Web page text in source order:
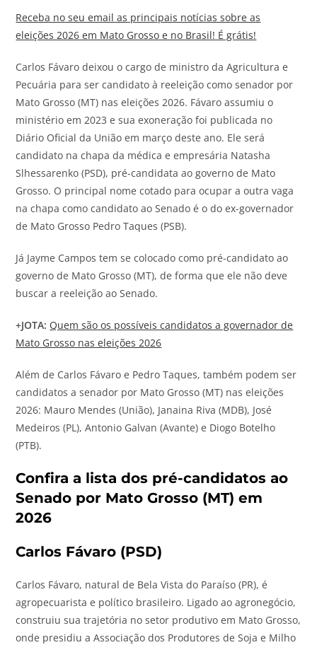
Receba no seu email as principais notícias sobre as
eleições 2026 em Mato Grosso e no Brasil! É grátis!
Carlos Fávaro deixou o cargo de ministro da Agricultura e
Pecuária para ser candidato à reeleição como senador por
Mato Grosso (MT) nas eleições 2026. Fávaro assumiu o
ministério em 2023 e sua exoneração foi publicada no
Diário Oficial da União em março deste ano. Ele será
candidato na chapa da médica e empresária Natasha
Slhessarenko (PSD), pré-candidata ao governo de Mato
Grosso. O principal nome cotado para ocupar a outra vaga
na chapa como candidato ao Senado é o do ex-governador
de Mato Grosso Pedro Taques (PSB).
Já Jayme Campos tem se colocado como pré-candidato ao
governo de Mato Grosso (MT), de forma que ele não deve
buscar a reeleição ao Senado.
+JOTA: Quem são os possíveis candidatos a governador de
Mato Grosso nas eleições 2026
Além de Carlos Fávaro e Pedro Taques, também podem ser
candidatos a senador por Mato Grosso (MT) nas eleições
2026: Mauro Mendes (União), Janaina Riva (MDB), José
Medeiros (PL), Antonio Galvan (Avante) e Diogo Botelho
(PTB).
Confira a lista dos pré-candidatos ao
Senado por Mato Grosso (MT) em
2026
Carlos Fávaro (PSD)
Carlos Fávaro, natural de Bela Vista do Paraíso (PR), é
agropecuarista e político brasileiro. Ligado ao agronegócio,
construiu sua trajetória no setor produtivo em Mato Grosso,
onde presidiu a Associação dos Produtores de Soja e Milho